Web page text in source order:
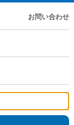
お問い合わせ